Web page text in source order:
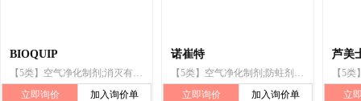
BIOQUIP
【5类】空气净化制剂;消灭有害动物制剂;杀虫剂;杀昆虫剂;灭鼠剂;驱虫用香;防蛀剂;灭蝇剂;卫生球;救急包
立即询价
加入询价单
诺崔特
【5类】空气净化制剂;防蛀剂;无菌棉;狗用驱虫剂;动物用防寄生虫颈圈;牙填料;灭鼠剂;服装用除臭剂
立即询价
加入询价单
芦美
立